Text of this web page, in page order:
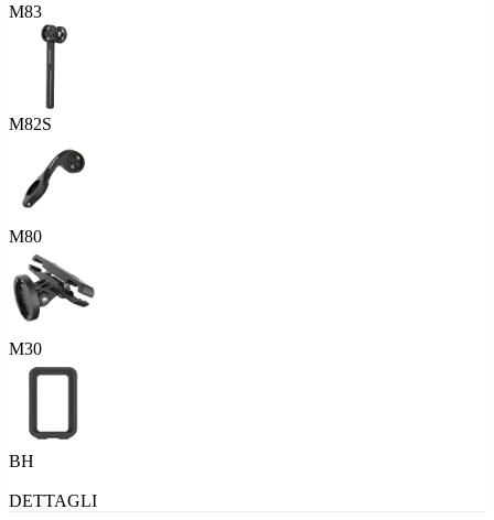
M83
M82S
M80
M30
BH
DETTAGLI